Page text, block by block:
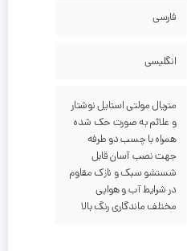
فارسی
انگلیسی
متریال مولتی استایل نوشتار
و علائم به صورت حک شده
همراه با چسب دو طرفه
جهت نصب آسان قابل
شستشو سبک و نازک مقاوم
در شرایط آب و هوایی
مختلف ماندگاری رنگ بالا